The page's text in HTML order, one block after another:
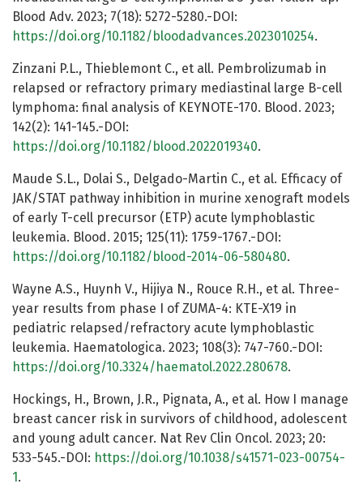
Blood Adv. 2023; 7(18): 5272-5280.-DOI:
https://doi.org/10.1182/bloodadvances.2023010254.
Zinzani P.L., Thieblemont C., et all. Pembrolizumab in
relapsed or refractory primary mediastinal large B-cell
lymphoma: final analysis of KEYNOTE-170. Blood. 2023;
142(2): 141-145.-DOI:
https://doi.org/10.1182/blood.2022019340.
Maude S.L., Dolai S., Delgado-Martin C., et al. Efficacy of
JAK/STAT pathway inhibition in murine xenograft models
of early T-cell precursor (ETP) acute lymphoblastic
leukemia. Blood. 2015; 125(11): 1759-1767.-DOI:
https://doi.org/10.1182/blood-2014-06-580480.
Wayne A.S., Huynh V., Hijiya N., Rouce R.H., et al. Three-
year results from phase I of ZUMA-4: KTE-X19 in
pediatric relapsed/refractory acute lymphoblastic
leukemia. Haematologica. 2023; 108(3): 747-760.-DOI:
https://doi.org/10.3324/haematol.2022.280678.
Hockings, H., Brown, J.R., Pignata, A., et al. How I manage
breast cancer risk in survivors of childhood, adolescent
and young adult cancer. Nat Rev Clin Oncol. 2023; 20:
533-545.-DOI: https://doi.org/10.1038/s41571-023-00754-
1 .